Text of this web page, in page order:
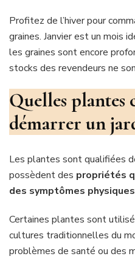
Profitez de l’hiver pour
graines. Janvier est un mois
les graines sont encore
stocks des revendeurs ne
Quelles
démarrer un
Les plantes sont qualifiées
possèdent des propriétés
des symptômes
Certaines plantes sont
cultures traditionnelles du
problèmes de santé ou des